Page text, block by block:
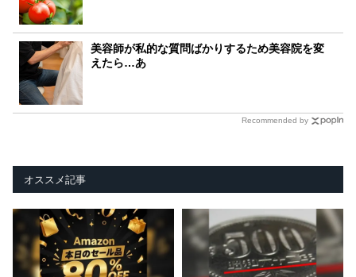
美容師が私的な質問ばかりするため美容院を変
えたら…あ
Recommended by
オススメ記事